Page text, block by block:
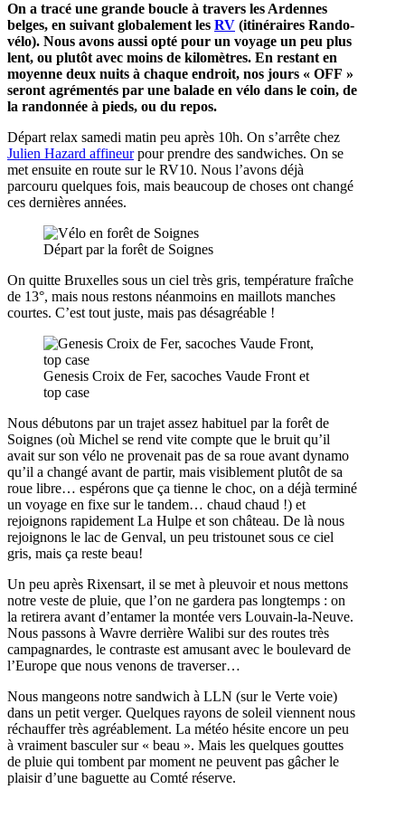
On a tracé une grande boucle à travers les Ardennes
belges, en suivant globalement les RV (itinéraires Rando-
vélo). Nous avons aussi opté pour un voyage un peu plus
lent, ou plutôt avec moins de kilomètres. En restant en
moyenne deux nuits à chaque endroit, nos jours « OFF »
seront agrémentés par une balade en vélo dans le coin, de
la randonnée à pieds, ou du repos.
Départ relax samedi matin peu après 10h. On s’arrête chez
Julien Hazard affineurpour prendre des sandwiches. On se
met ensuite en route sur le RV10. Nous l’avons déjà
parcouru quelques fois, mais beaucoup de choses ont changé
ces dernières années.
Départ par la forêt de Soignes
On quitte Bruxelles sous un ciel très gris, température fraîche
de 13°, mais nous restons néanmoins en maillots manches
courtes. C’est tout juste, mais pas désagréable !
Genesis Croix de Fer, sacoches Vaude Front et
top case
Nous débutons par un trajet assez habituel par la forêt de
Soignes (où Michel se rend vite compte que le bruit qu’il
avait sur son vélo ne provenait pas de sa roue avant dynamo
qu’il a changé avant de partir, mais visiblement plutôt de sa
roue libre… espérons que ça tienne le choc, on a déjà terminé
un voyage en fixe sur le tandem… chaud chaud !) et
rejoignons rapidement La Hulpe et son château. De là nous
rejoignons le lac de Genval, un peu tristounet sous ce ciel
gris, mais ça reste beau!
Un peu après Rixensart, il se met à pleuvoir et nous mettons
notre veste de pluie, que l’on ne gardera pas longtemps : on
la retirera avant d’entamer la montée vers Louvain-la-Neuve.
Nous passons à Wavre derrière Walibi sur des routes très
campagnardes, le contraste est amusant avec le boulevard de
l’Europe que nous venons de traverser…
Nous mangeons notre sandwich à LLN (sur le Verte voie)
dans un petit verger. Quelques rayons de soleil viennent nous
réchauffer très agréablement. La météo hésite encore un peu
à vraiment basculer sur « beau ». Mais les quelques gouttes
de pluie qui tombent par moment ne peuvent pas gâcher le
plaisir d’une baguette au Comté réserve.